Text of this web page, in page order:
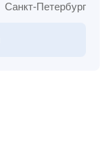
Санкт-Петербург